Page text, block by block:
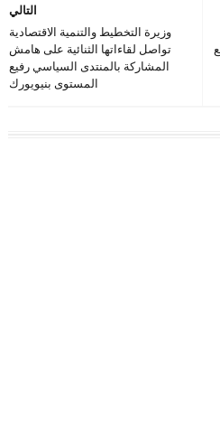
التالي
وزيرة التخطيط والتنمية الاقتصادية
تواصل لقاءاتها الثنائية على هامش
المشاركة بالمنتدى السياسي رفيع
المستوى بنيويورك